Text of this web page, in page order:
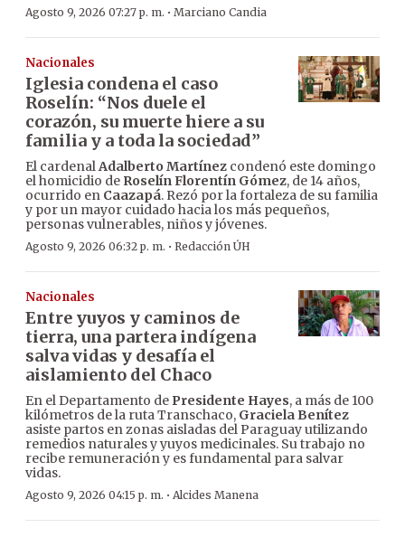
Agosto 9, 2026 07:27 p. m. · Marciano Candia
Nacionales
Iglesia condena el caso
Roselín: “Nos duele el
corazón, su muerte hiere a su
familia y a toda la sociedad”
El cardenalAdalberto Martínez condenó este domingo
el homicidio de Roselín Florentín Gómez, de 14 años,
ocurrido en Caazapá. Rezó por la fortaleza de su familia
y por un mayor cuidado hacia los más pequeños,
personas vulnerables, niños y jóvenes.
Agosto 9, 2026 06:32 p. m. · Redacción ÚH
Nacionales
Entre yuyos y caminos de
tierra, una partera indígena
salva vidas y desafía el
aislamiento del Chaco
En el Departamento de Presidente Hayes, a más de 100
kilómetros de la ruta Transchaco, Graciela Benítez
asiste partos en zonas aisladas del Paraguay utilizando
remedios naturales y yuyos medicinales. Su trabajo no
recibe remuneración y es fundamental para salvar
vidas.
Agosto 9, 2026 04:15 p. m. · Alcides Manena